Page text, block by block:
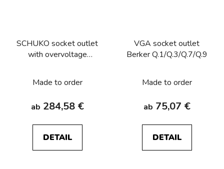
SCHUKO socket outlet
with overvoltage
Q.1/Q.3/Q.7/Q.9
Made to order
ab 284,58 €
DETAIL
VGA socket outlet
Berker Q.1/Q.3/Q.7/Q.9
Made to order
ab 75,07 €
DETAIL